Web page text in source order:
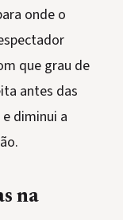
onde o
que grau de
antes das
diminui a
na